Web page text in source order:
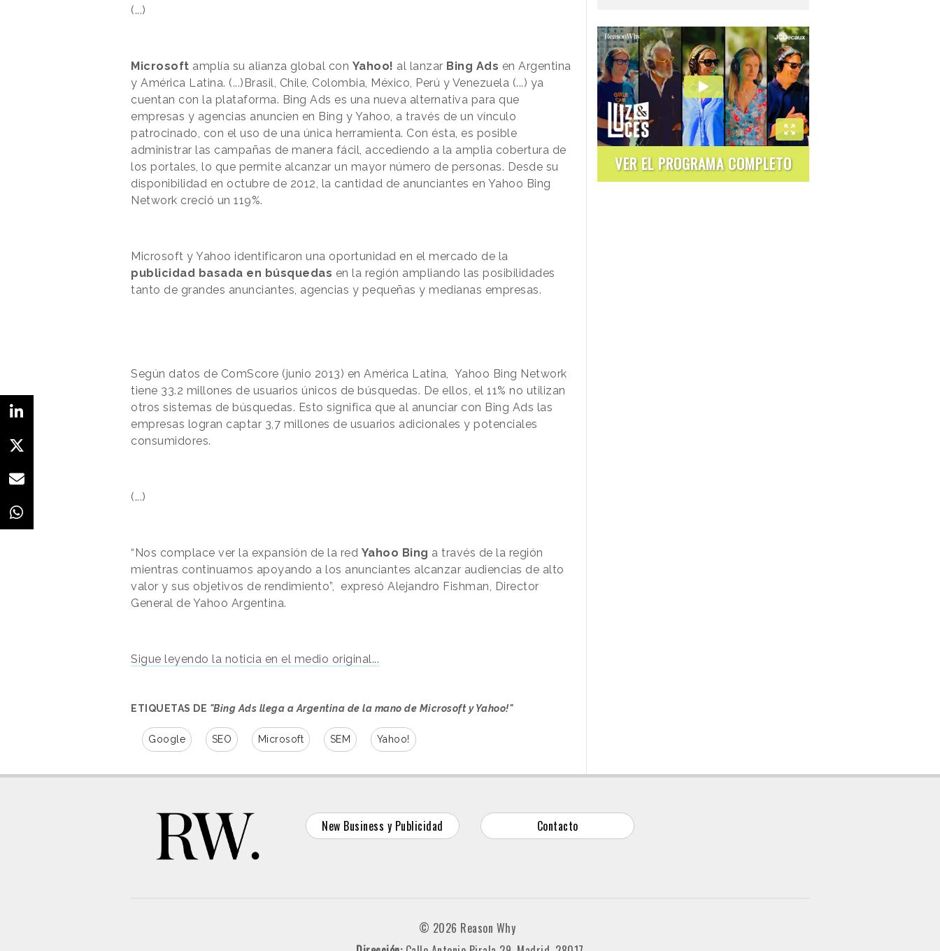
(...)
Microsoft amplía su alianza global con Yahoo! al lanzar Bing Ads en Argentina
y América Latina. (...)Brasil, Chile, Colombia, México, Perú y Venezuela (...) ya
cuentan con la plataforma. Bing Ads es una nueva alternativa para que
empresas y agencias anuncien en Bing y Yahoo, a través de un vínculo
patrocinado, con el uso de una única herramienta. Con ésta, es posible
administrar las campañas de manera fácil, accediendo a la amplia cobertura de
los portales, lo que permite alcanzar un mayor número de personas. Desde su
disponibilidad en octubre de 2012, la cantidad de anunciantes en Yahoo Bing
Network creció un 119%.
Microsoft y Yahoo identificaron una oportunidad en el mercado de la
publicidad basada en búsquedas en la región ampliando las posibilidades
tanto de grandes anunciantes, agencias y pequeñas y medianas empresas.
Según datos de ComScore (junio 2013) en América Latina, Yahoo Bing Network
tiene 33.2 millones de usuarios únicos de búsquedas. De ellos, el 11% no utilizan
otros sistemas de búsquedas. Esto significa que al anunciar con Bing Ads las
empresas logran captar 3,7 millones de usuarios adicionales y potenciales
consumidores.
(...)
“Nos complace ver la expansión de la red Yahoo Bing a través de la región
mientras continuamos apoyando a los anunciantes alcanzar audiencias de alto
valor y sus objetivos de rendimiento”, expresó Alejandro Fishman, Director
General de Yahoo Argentina.
Sigue leyendo la noticia en el medio original...
ETIQUETAS DE "Bing Ads llega a Argentina de la mano de Microsoft y Yahoo!"
Google SEO Microsoft SEM Yahoo!
VER EL PROGRAMA COMPLETO
New Business y Publicidad Contacto
© 2026 Reason Why